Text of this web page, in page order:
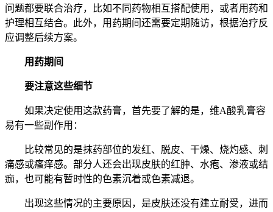
问题都要联合治疗，比如不同药物相互搭配使用，或者用药和
护理相互结合。此外，用药期间还需要定期随访，根据治疗反
应调整后续方案。
用药期间
要注意这些细节
如果决定使用这款药膏，首先要了解的是，维A酸乳膏容
易有一些副作用：
比较常见的是抹药部位的发红、脱皮、干燥、烧灼感、刺
痛感或瘙痒感。部分人还会出现皮肤的红肿、水疱、渗液或结
痂，也可能有暂时性的色素沉着或色素减退。
出现这些情况的主要原因，是皮肤还没有建立耐受，进而